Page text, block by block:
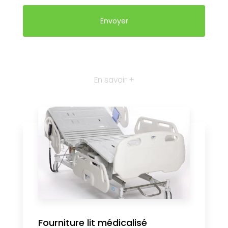
En savoir +
Fourniture lit médicalisé